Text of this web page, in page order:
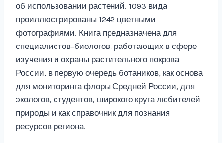
об использовании растений. 1093 вида
проиллюстрированы 1242 цветными
фотографиями. Книга предназначена для
специалистов-биологов, работающих в сфере
изучения и охраны растительного покрова
России, в первую очередь ботаников, как основа
для мониторинга флоры Средней России, для
экологов, студентов, широкого круга любителей
природы и как справочник для познания
ресурсов региона.